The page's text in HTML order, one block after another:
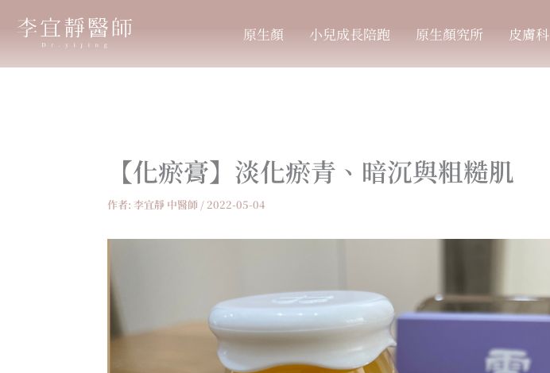
原生顏 小兒成長陪跑 原生顏究所 皮膚科
【化瘀膏】淡化瘀青、暗沉與粗糙肌
作者: 李宜靜 中醫師 / 2022-05-04